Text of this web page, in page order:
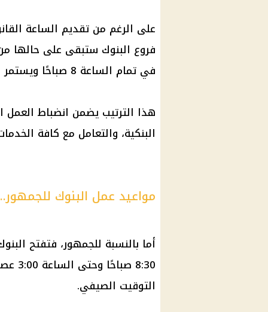
على الرغم من تقديم الساعة
فروع البنوك ستبقى على حالها
في تمام الساعة 8 صباحًا ويستمر حتى 4 عصرًا.
هذا الترتيب يضمن انضباط العمل
البنكية، والتعامل مع كافة
مواعيد عمل البنوك
أما بالنسبة للجمهور، فتفتح
8:30 صباحًا وحتى الساعة 3:00 عصرًا، دون تغيير في هذه المواعيد نتيجة
التوقيت الصيفي.